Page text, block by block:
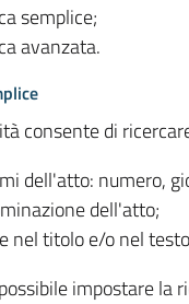
semplice;
avanzata.
consente di
dell'atto: numero,
dell'atto;
nel titolo e/o nel
impostare la